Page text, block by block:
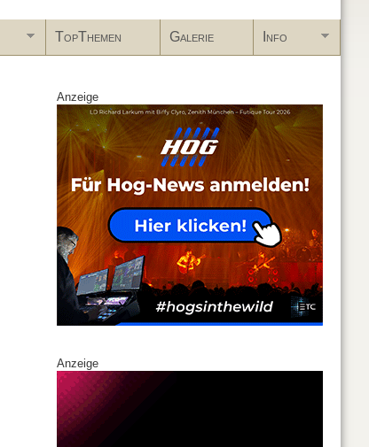
TopThemen Galerie Info
Anzeige
Anzeige